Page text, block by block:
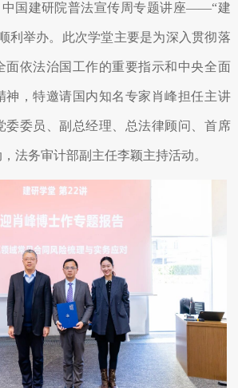
中国建研院普法宣传周专题讲座——“建
利举办。此次学堂主要是为深入贯彻落
面依法治国工作的重要指示和中央全面
神，特邀请国内知名专家肖峰担任主讲
委委员、副总经理、总法律顾问、首席
法务审计部副主任李颖主持活动。